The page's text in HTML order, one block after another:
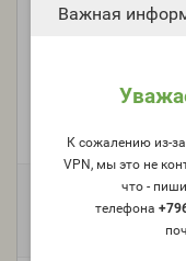
Важная
К сожалению из-
VPN, мы это не
что -
телефона
- мика,
Модель: mica-usa-32